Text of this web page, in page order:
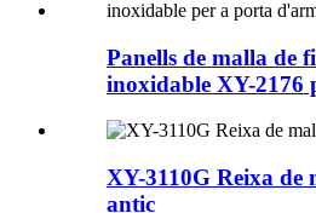
Panells de malla de
inoxidable XY-2176
XY-3110G Reixa de
antic